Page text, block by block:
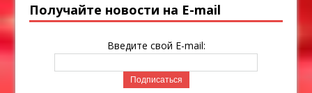
Получайте новости на E-mail
Введите свой E-mail: